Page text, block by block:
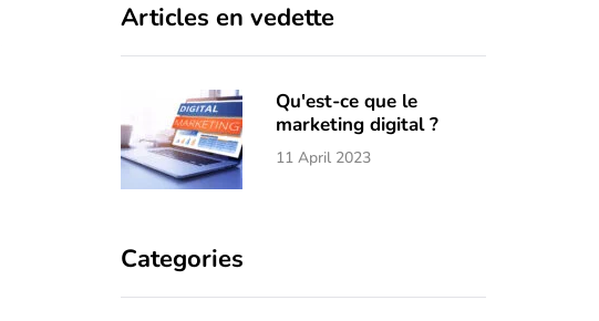
Articles en vedette
Qu'est-ce que le
marketing digital ?
11 April 2023
Categories